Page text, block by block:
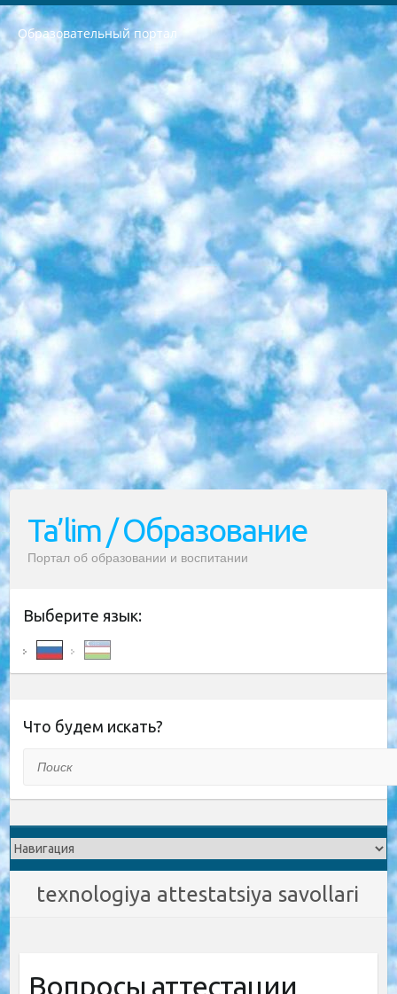
Образовательный портал
РЕСПУБЛИКА УЗБЕКИСТАН МИНИСТРЕРСТВО ДОШКОЛЬНОГО И ШКОЛЬНОГО ОБРАЗОВАНИЯ КОМАНДА в общеобразовательных учреждениях в 2023-2024 учебном году организация и проведение итоговой государственной аттестации обучающихся о Министра дошкольного и школьного образования Республики Узбекистан от 4 марта 2008 года (постановлением Минюста от 20 марта 2008 года № 1778 государственной регистрации) «Итоговое состояние учащихся общего среднего образования на основании положения об утверждении положения об аттестации общего среднего образования выпускной экзамен студентов в образовательных учреждениях в 2023-2024 учебном году В целях организации и прохождения аттестации приказываю: 1. Следующее: перечень предметов, по которым будет проводиться итоговая государственная аттестация и экзамен формы перевода согласно приложению 1; сертификаты международного образца, оценивающие уровень владения иностранными языками перечень согласно приложению 2; 2. Педагогический при специализированных образовательных учреждениях. научно-практический центр квалификации и международной оценки (Д.Давидова) 2024 г. До 25 марта: задания по предметам, по которым будет проводиться итоговая аттестация разработка и утверждение технических условий; итоговая аттестация на основании разработанного предметного задания разработка вопросов по предметам (устно и письменно), экзамен передача; общеобразовательные средние школы и специальные учебные заведения учащиеся выпускных классов школ и интернатов в агентской системе подготовка базы данных экзаменационных материалов и критериев оценки; перевод базы экзаменационных материалов на все языки обучения подать в Республиканский образовательный центр для изготовления; варианты экзаменов на основе разработанных контрольных материалов пусть будут поставлены задачи формирования. 3. Республиканский образовательный центр (Ш.Худайкулов) до 5 апреля 2024 года. до: база данных предоставленных экзаменационных материалов на все языки обучения перевод и экспертиза; для слепых, слабовидящих, глухих, слабослышащих и умственно отсталых детей учащиеся выпускных классов специализированных школ и школ-интернатов база данных экзаменационных материалов на всех преподаваемых языках подготовка критериев оценки; специализированные школы для умственно отсталых детей и технологии для учащихся выпускных классов школ-интернатов разработка соответствующих рекомендаций и критериев проведения ЕГЭ по естествознанию давать задания. 4. Педагогический при специализированных образовательных учреждениях. Научно-практический центр навыков и международной оценки (Д.Давидова), Республика образовательный центр (Худайкулов Ш.) итоговый государственный аттестационный экзамен ориентирован на творческое и логическое мышление при подготовке базы материалов учитывать введение заданий. 5. Следует отметить, что: сертификат государственного образца о знании общеобразовательного предмета и как минимум национальный уровень B1 по предметам на иностранных языках, указанным в Приложении 2. или международно признанный сертификат эквивалентного уровня студенты, изучающие определенный предмет, освобождаются от экзамена; по соответствующим предметам запланирована итоговая государственная аттестация за день до дня, путем жеребьевки Рабочей группой (в письменной форме по предметам, проводимым в форме) из числа сформированных вариантов выбрано 2 варианта; 2 выбранных варианта экзамена анонсированы на официальном сайте министерства и все выпускники по всей стране на основе этих вариантов проводит итоговую государственную аттестацию. 6. Государственное образование учащихся средних общеобразовательных учреждений. знания в соответствии с квалификационными требованиями, которые необходимо приобрести на основании стандартов итоговый (выпускной) контроль для 9 и 11 классов в целях тестирования Экзамены (далее – экзамены) состоят из предметов, перечисленных в приложении 1. будет сделано. 7. Экзамены пройдут с 26 мая по 15 июня 2024 г. (кроме науки физического воспитания). 8. Физическая для учащихся 9 классов общесредних образовательных учреждений. Экзамены по предмету «Образование, квалификация медицина» 1-6 мая 2024 года. сотрудники перевести под присмотр (с отклонениями в физическом или умственном развитии) специализированная школа для детей, школы-интернаты и со сколиозом школы-интернаты санаторного типа для больных детей исключены). 9. Он был слепым, слабовидящим и имел нарушения опорно-двигательного аппарата. экзамены в специализированных школах и интернатах для детей должны проводиться исходя из требований, предъявляемых к общеобразовательным учреждениям (физкультура кроме науки). 10. Специализированная школа для глухих и слабослышащих детей. и экзамены в интернатах и быть реализован в виде письменного теста по математике. 11. Специальность для умственно отсталых детей. Для 9 класса Родной язык и литературное письмо Государственный язык (язык обучения – узбекский). для неклассов) написано Математическое письмо Письменная/устная история Узбекистана Физическое воспитание практично Итоговый контроль Для 11 класса Написание родного языка и литературы (эссе) Математическое письмо Узбекский язык (обучение на узбекском языке) не посещающее общее среднее образование для учреждений)/Образовательное учреждение выбор письменный и устный Иностранный язык письменный/устный Письменная/устная история Узбекистана *По выбору студента:  Химия  Физика  Основы государственного права  География 10 бесплатных образовательных ресурсов - Мы составили подборку онлайн-проектов с интерактивными упражнениями, видеолекциями и статьями. Они помогут вам обрести новые и освежить старые знания бесплатно. 1. «ИНТУИТ» Старейшая образовательная площадка Рунета. Здесь вы найдёте сотни текстовых и видеокурсов на десятки различных тем — от программирования до психологии. Многие курсы подготовлены российскими университетами и крупными международными компаниями вроде Intel и Microsoft. Самостоятельное обучение бесплатное, но желающие могут оплатить услуги персональных наставников. 2. «Смартия» знакомит с актуальными профессиями и подсказывает, как им обучаться. Выбрав заинтересовавшую вас специальность — SMM-специалист, фотограф, веб-дизайнер или другую, — увидите список необходимых для неё умений. Чтобы вы могли освоить их самостоятельно, для каждого умения площадка отображает подборку ссылок на учебные материалы. Хотя «Смартия» ориентируется на русскоязычную аудиторию, часть контента всё же доступна только на английском. 3. «Лекторий Физтеха» Проект Московского физико-технического института (Физтеха). С его помощью вы можете смотреть онлайн серии лекций, записанные на видео в этом вузе. В числе доступных предметов — физика, биология, химия, информационные технологии и другие. К некоторым лекциям администрация ресурса прилагает готовые конспекты, которые можно скачивать в PDF-формате. 4. ITMOcourses Онлайн-площадка Санкт-Петербургского национального исследовательского университета информационных технологий, механики и оптики (ИТМО). Ресурс предоставляет свободный доступ к курсам, разработанным в этом вузе. Каталог материалов разбит на четыре категории: «Оптические системы и технологии», «Приборостроение и робототехника», «Информационные технологии» и «Биотехнологии». Курсы состоят из видеолекций, интерактивных демонстраций и заданий. 5. «КиберЛенинка» Электронная научная библиотека открытого доступа. Каталог площадки регулярно обрастает текстами статей из различных научных изданий. Сгруппированные по журналам и рубрикам публикации можно читать онлайн или скачивать целиком в PDF-формате. Проект нацелен на популяризацию науки за счёт открытого доступа к качественной информации. 6. «ПостНаука» На этом ресурсе публикуют подборки видеолекций, составленные экспертами из разных отраслей и объединённые общими темами. Среди них, к примеру, есть серии «Биоинформатика и геномика», «Культура средневековой Скандинавии» и Cinema Studies о теории кино. Каждая подборка лекций — логически связанная история, рассказанная экспертом от первого лица. Кроме того, на сайте появляются научно-образовательные статьи и тесты на разные темы. 7. «Newочём» Команда проекта «Newочём» отбирает самые интересные тексты из англоязычных СМИ и переводит те из них, за которые голосуют участники сообщества «ВКонтакте». По большей части это научно-популярные статьи. Редакторы придумывают лишь заголовки, в остальном содержание переводов соответствует оригиналам. Полные тексты можно читать прямо в социальной сети. 8. InternetUrok Онлайн-база материалов по основным дисциплинам школьной программы. Информация на сайте структурирована по классам, предметам и темам (урокам). Каждый урок состоит из видеолекций и конспектов. Есть также интерактивные тренажёры и тесты для закрепления пройденного материала. Даже если вы давно окончили школу, возможность повторить программу старших классов всегда может пригодиться. 9. Edutainme Ещё один ресурс об образовании. В отличие от Newtonew, как мне кажется, Edutainme больше ориентируется на представителей индустрии: педагогов, предпринимателей, разработчиков образовательных проектов. Но и любой, кто просто стремится к саморазвитию, найдёт на сайте много полезного и интересного для себя. Например, информацию о новых курсах и образовательных сервисах. 10. Newtonew Онлайн-медиа об образовании и обучении в широком смысле. Авторы Newtonew пишут об инструментах, заведениях, тактиках и стратегиях, которые помогают учить других и получать новые знания самостоятельно. На этой площадке вы найдёте новости, обзоры, аналитические мат
Ta’lim / Образование
Портал об образовании и воспитании
Выберите язык:
Что будем искать?
texnologiya attestatsiya savollari
Вопросы аттестации